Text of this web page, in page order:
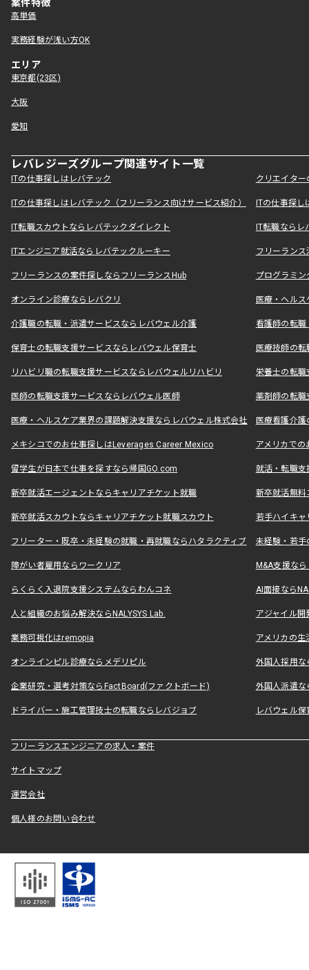
案件特徴
高単価
実務経験が浅い方OK
エリア
東京都(23区)
大阪
愛知
レバレジーズグループ関連サイト一覧
ITの仕事探しはレバテック クリエイタ
ITの仕事探しはレバテック（フリーランス向けサービス紹介） ITの仕事探
IT転職スカウトならレバテックダイレクト IT転職なら
ITエンジニア就活ならレバテックルーキー フリーラン
フリーランスの案件探しならフリーランスHub プログラミ
オンライン診療ならレバクリ 医療・ヘル
介護職の転職・派遣サービスならレバウェル介護 看護師の転
保育士の転職支援サービスならレバウェル保育士 医療技師の
リハビリ職の転職支援サービスならレバウェルリハビリ 栄養士の転
医師の転職支援サービスならレバウェル医師 薬剤師の転
医療・ヘルスケア業界の課題解決支援ならレバウェル株式会社 医療看護介
メキシコでのお仕事探しはLeverages Career Mexico アメリカで
留学生が日本で仕事を探すなら帰国GO.com 就活・転職
新卒就活エージェントならキャリアチケット就職 新卒就活無料
新卒就活スカウトならキャリアチケット就職スカウト 若手ハイキ
フリーター・既卒・未経験の就職・再就職ならハタラクティブ 未経験・若手
障がい者雇用ならワークリア M&A支援な
らくらく入退院支援システムならわんコネ AI面接なら
人と組織のお悩み解決ならNALYSYS Lab. アジャイル
業務可視化はremopia アメリカの
オンラインピル診療ならメデリピル 外国人採用
企業研究・選考対策ならFactBoard(ファクトボード) 外国人派遣な
ドライバー・施工管理技士の転職ならレバジョブ レバウェル
フリーランスエンジニアの求人・案件
サイトマップ
運営会社
個人様のお問い合わせ